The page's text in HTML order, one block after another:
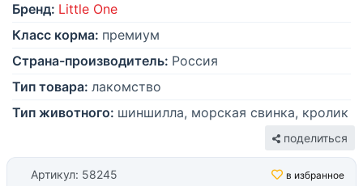
Бренд: Little One
Класс корма: премиум
Страна-производитель: Россия
Тип товара: лакомство
Тип животного: шиншилла, морская свинка, кролик
поделиться
Артикул: 58245 в избранное